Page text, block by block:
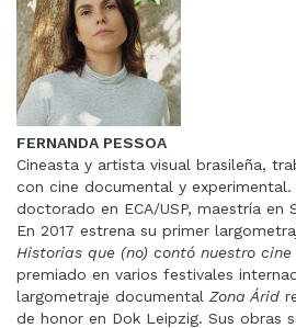
FERNANDA PESSOA
Cineasta y artista visual brasileña,
con cine documental y
doctorado en ECA/USP, maestría en
En 2017 estrena su primer
Historias que (no) contó nuestro cine
premiado en varios festivales
largometraje documental Zona Árid
de honor en Dok Leipzig. Sus obras